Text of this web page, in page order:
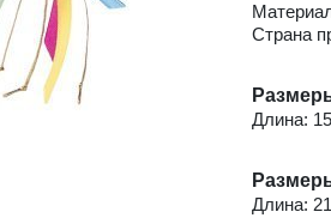
Страна
Длина:
Длина: